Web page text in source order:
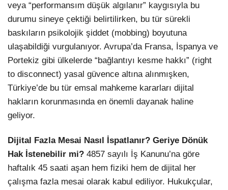
veya “performansım düşük algılanır” kaygısıyla bu
durumu sineye çektiği belirtilirken, bu tür sürekli
baskıların psikolojik şiddet (mobbing) boyutuna
ulaşabildiği vurgulanıyor. Avrupa’da Fransa, İspanya ve
Portekiz gibi ülkelerde “bağlantıyı kesme hakkı” (right
to disconnect) yasal güvence altına alınmışken,
Türkiye’de bu tür emsal mahkeme kararları dijital
hakların korunmasında en önemli dayanak haline
geliyor.
Dijital Fazla Mesai Nasıl İspatlanır? Geriye Dönük
Hak İstenebilir mi? 4857 sayılı İş Kanunu’na göre
haftalık 45 saati aşan hem fiziki hem de dijital her
çalışma fazla mesai olarak kabul ediliyor. Hukukçular,